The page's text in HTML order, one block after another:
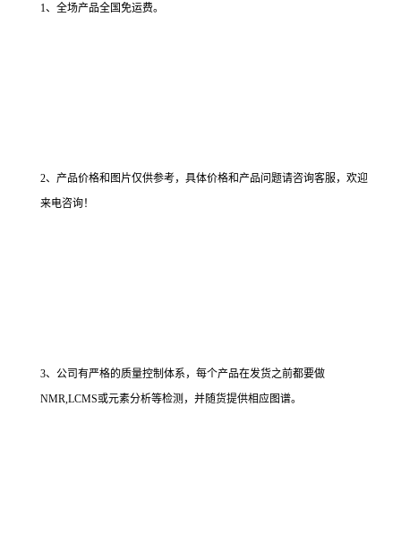
1、全场产品全国免运费。
2、产品价格和图片仅供参考，具体价格和产品问题请咨询客服，欢迎
来电咨询！
3、公司有严格的质量控制体系，每个产品在发货之前都要做
NMR,LCMS或元素分析等检测，并随货提供相应图谱。